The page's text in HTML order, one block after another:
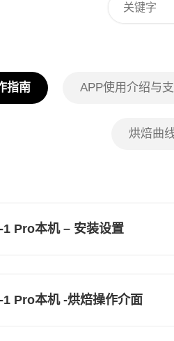
指南 APP使用介绍与
烘焙曲
1 Pro本机 – 安装设置
1 Pro本机 -烘焙操作介面